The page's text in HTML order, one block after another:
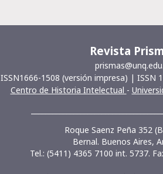
Revista
ISSN1666-1508 (versión impresa) | ISSN
Centro de Historia Intelectual -
Roque Saenz Peña 352
Bernal. Buenos Aires,
Tel.: (5411) 4365 7100 int. 5737.